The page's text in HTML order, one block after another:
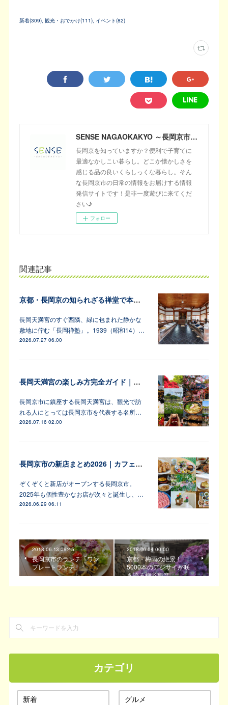
新着(309) 観光・おでかけ(111) イベント(82)
SENSE NAGAOKAKYO ～長岡京市のサブサイト～
長岡京を知っていますか？便利で子育てに
最適なかしこい暮らし。どこか懐かしさを
感じる品の良いくらしっくな暮らし。そん
な長岡京市の日常の情報をお届けする情報
発信サイトです！是非一度遊びに来てくだ
さい♪
フォロー
関連記事
京都・長岡京の知られざる禅堂で本格的な坐禅体験
長岡天満宮のすぐ西隣、緑に包まれた静かな
敷地に佇む「長岡禅塾」。1939（昭和14）…
2026.07.27 06:00
長岡天満宮の楽しみ方完全ガイド｜アンバサダーが教えます！
長岡京市に鎮座する長岡天満宮は、観光で訪
れる人にとっては長岡京市を代表する名所…
2026.07.16 02:00
長岡京市の新店まとめ2026｜カフェ・居酒屋・韓国料理など注目6軒
ぞくぞくと新店がオープンする長岡京市。
2025年も個性豊かなお店が次々と誕生し、…
2026.06.29 06:11
2018.06.13 09:45
長岡京市のランチ「ワン
プレートランチ」
2018.06.04 00:00
京都・梅雨の絶景！
5000本のアジサイが咲
き誇る柳谷観音
カテゴリ
新着
グルメ